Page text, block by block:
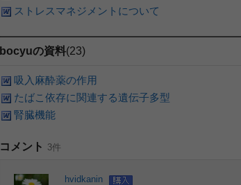
ストレスマネジメントについて
bocyuの資料(23)
吸入麻酔薬の作用
たばこ依存に関連する遺伝子多型
腎臓機能
コメント 3件
hvidkanin